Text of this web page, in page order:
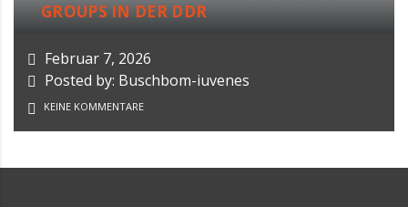
GROUPS IN DER DDR
Februar 7, 2026
Posted by: Buschbom-iuvenes
KEINE KOMMENTARE